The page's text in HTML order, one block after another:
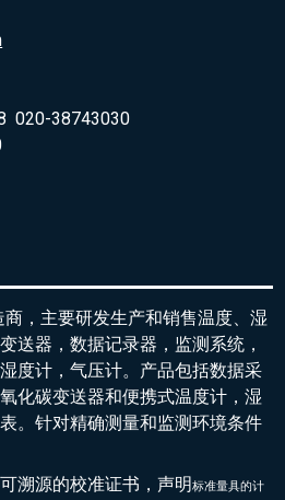
020-38743030
，主要研发生产和销售温度、湿
送器，数据记录器，监测系统，
度计，气压计。产品包括数据采
化碳变送器和便携式温度计，湿
。针对精确测量和监测环境条件
溯源的校准证书，声明标准量具的计